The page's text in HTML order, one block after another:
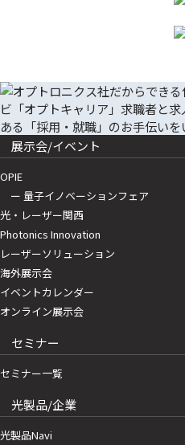
展示会/イベント
OPIE
ー 量子イノベーションフェア
光・レーザー関西
Photonics Innovation
レーザーソリューション
海外展示会
イベントカレンダー
オンライン展示会
セミナー
セミナー一覧
光製品/企業
光製品Navi